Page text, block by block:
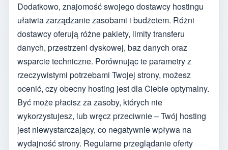
Dodatkowo, znajomość swojego dostawcy hostingu
ułatwia zarządzanie zasobami i budżetem. Różni
dostawcy oferują różne pakiety, limity transferu
danych, przestrzeni dyskowej, baz danych oraz
wsparcie techniczne. Porównując te parametry z
rzeczywistymi potrzebami Twojej strony, możesz
ocenić, czy obecny hosting jest dla Ciebie optymalny.
Być może płacisz za zasoby, których nie
wykorzystujesz, lub wręcz przeciwnie – Twój hosting
jest niewystarczający, co negatywnie wpływa na
wydajność strony. Regularne przeglądanie oferty